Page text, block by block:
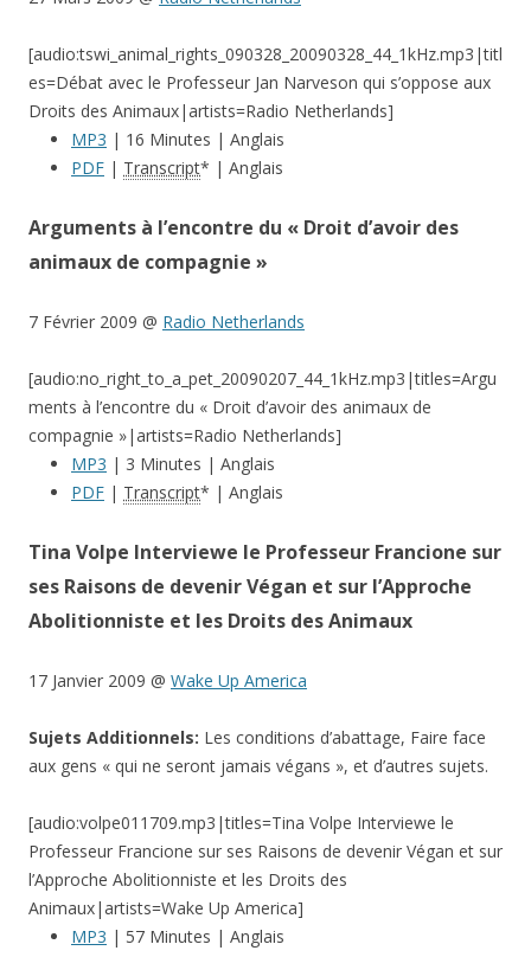
[audio:tswi_animal_rights_090328_20090328_44_1kHz.mp3|titl
es=Débat avec le Professeur Jan Narveson qui s’oppose aux
Droits des Animaux|artists=Radio Netherlands]
MP3 | 16 Minutes | Anglais
PDF | Transcript* | Anglais
Arguments à l’encontre du « Droit d’avoir des
animaux de compagnie »
7 Février 2009 @ Radio Netherlands
[audio:no_right_to_a_pet_20090207_44_1kHz.mp3|titles=Argu
ments à l’encontre du « Droit d’avoir des animaux de
compagnie »|artists=Radio Netherlands]
MP3 | 3 Minutes | Anglais
PDF | Transcript* | Anglais
Tina Volpe Interviewe le Professeur Francione sur
ses Raisons de devenir Végan et sur l’Approche
Abolitionniste et les Droits des Animaux
17 Janvier 2009 @ Wake Up America
Sujets Additionnels: Les conditions d’abattage, Faire face
aux gens « qui ne seront jamais végans », et d’autres sujets.
[audio:volpe011709.mp3|titles=Tina Volpe Interviewe le
Professeur Francione sur ses Raisons de devenir Végan et sur
l’Approche Abolitionniste et les Droits des
Animaux|artists=Wake Up America]
MP3 | 57 Minutes | Anglais